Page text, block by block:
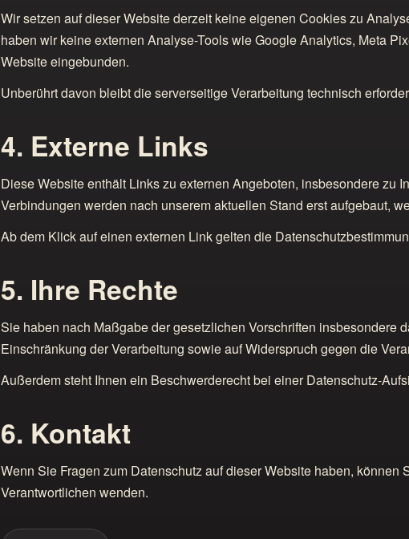
Wir setzen auf dieser Website derzeit keine eigenen Cookies zu
haben wir keine externen Analyse-Tools wie Google Analytics, Meta
Website eingebunden.
Unberührt davon bleibt die serverseitige Verarbeitung technisch
4. Externe Links
Diese Website enthält Links zu externen Angeboten, insbesondere zu
Verbindungen werden nach unserem aktuellen Stand erst aufgebaut,
Ab dem Klick auf einen externen Link gelten die
5. Ihre Rechte
Sie haben nach Maßgabe der gesetzlichen Vorschriften insbesondere
Einschränkung der Verarbeitung sowie auf Widerspruch gegen die
Außerdem steht Ihnen ein Beschwerderecht bei einer Datenschutz-
6. Kontakt
Wenn Sie Fragen zum Datenschutz auf dieser Website haben, können
Verantwortlichen wenden.